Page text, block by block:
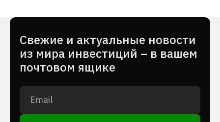
Cвежие и актуальные новости
из мира инвестиций – в вашем
почтовом ящике